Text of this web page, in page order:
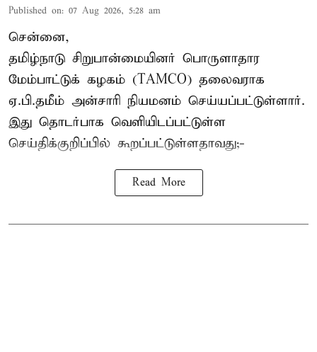
Published on: 07 Aug 2026, 5:28 am
சென்னை,
தமிழ்நாடு சிறுபான்மையினர் பொருளாதார
மேம்பாட்டுக் கழகம் (TAMCO) தலைவராக
ஏ.பி.தமீம் அன்சாரி நியமனம் செய்யப்பட்டுள்ளார்.
இது தொடர்பாக வெளியிடப்பட்டுள்ள
செய்திக்குறிப்பில் கூறப்பட்டுள்ளதாவது;-
Read More